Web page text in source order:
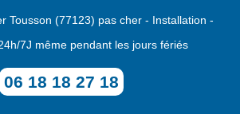
Tousson (77123) pas cher - Installation -
7J même pendant les jours fériés
06 18 18 27 18